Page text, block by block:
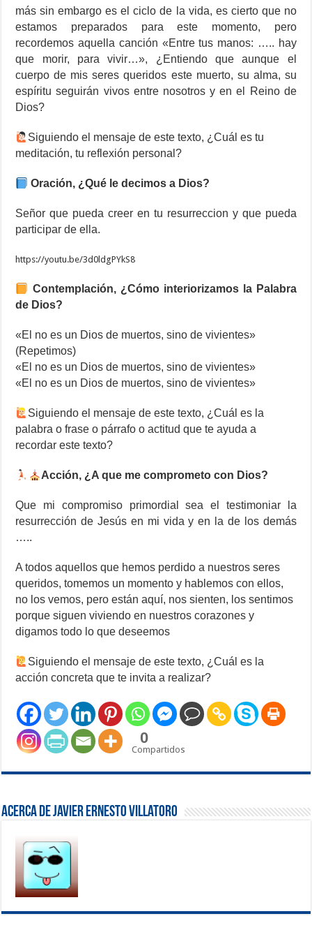
más sin embargo es el ciclo de la vida, es cierto que no
estamos preparados para este momento, pero
recordemos aquella canción «Entre tus manos: ….. hay
que morir, para vivir…», ¿Entiendo que aunque el
cuerpo de mis seres queridos este muerto, su alma, su
espíritu seguirán vivos entre nosotros y en el Reino de
Dios?
Siguiendo el mensaje de este texto, ¿Cuál es tu
meditación, tu reflexión personal?
Oración, ¿Qué le decimos a Dios?
Señor que pueda creer en tu resurreccion y que pueda
participar de ella.
https://youtu.be/3d0ldgPYkS8
Contemplación, ¿Cómo interiorizamos la Palabra
de Dios?
«El no es un Dios de muertos, sino de vivientes»
(Repetimos)
«El no es un Dios de muertos, sino de vivientes»
«El no es un Dios de muertos, sino de vivientes»
Siguiendo el mensaje de este texto, ¿Cuál es la
palabra o frase o párrafo o actitud que te ayuda a
recordar este texto?
Acción, ¿A que me comprometo con Dios?
Que mi compromiso primordial sea el testimoniar la
resurrección de Jesús en mi vida y en la de los demás
…..
A todos aquellos que hemos perdido a nuestros seres
queridos, tomemos un momento y hablemos con ellos,
no los vemos, pero están aquí, nos sienten, los sentimos
porque siguen viviendo en nuestros corazones y
digamos todo lo que deseemos
Siguiendo el mensaje de este texto, ¿Cuál es la
acción concreta que te invita a realizar?
0
Compartidos
Acerca de Javier Ernesto Villatoro